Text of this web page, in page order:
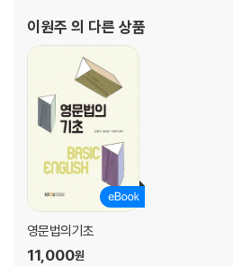
1. Saint Joan
A. 작품 해설
B. From Saint Joan
2. Long Day’s Journey into Night
A. 작품 해설
B. From Long Day’s Journey into Night
이원주 의 다른 상품
영문법의기초
11,000원